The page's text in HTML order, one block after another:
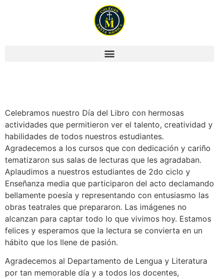
Celebramos nuestro Día del Libro con hermosas
actividades que permitieron ver el talento, creatividad y
habilidades de todos nuestros estudiantes.
Agradecemos a los cursos que con dedicación y cariño
tematizaron sus salas de lecturas que les agradaban.
Aplaudimos a nuestros estudiantes de 2do ciclo y
Enseñanza media que participaron del acto declamando
bellamente poesía y representando con entusiasmo las
obras teatrales que prepararon. Las imágenes no
alcanzan para captar todo lo que vivimos hoy. Estamos
felices y esperamos que la lectura se convierta en un
hábito que los llene de pasión.
Agradecemos al Departamento de Lengua y Literatura
por tan memorable día y a todos los docentes,